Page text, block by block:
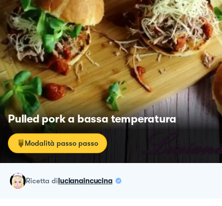
Pulled pork a bassa temperatura
Modalità passo passo
ricetta dilucianaincucina